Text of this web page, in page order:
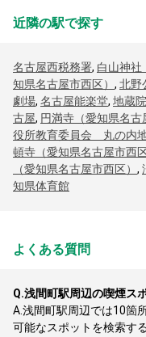
近隣の駅で探す
名古屋西税務署, 白山神社
知県名古屋市西区） , 北野
劇場, 名古屋能楽堂, 地蔵
古屋, 円満寺（愛知県名古
役所教育委員会 丸の内
頓寺（愛知県名古屋市西区
（愛知県名古屋市西区） ,
知県体育館
よくある質問
Q.浅間町駅周辺の喫煙ス
A.浅間町駅周辺では10箇
可能なスポットを検索す